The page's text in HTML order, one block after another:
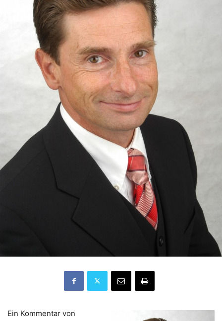
Ein Kommentar von